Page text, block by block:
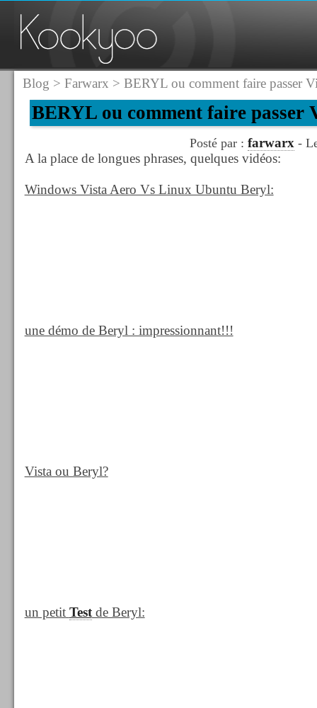
Blog > Farwarx > BERYL ou comment faire passer
BERYL ou comment faire passer
Posté par : farwarx-
A la place de longues phrases, quelques vidéos:
Windows Vista Aero Vs Linux Ubuntu Beryl:
une démo de Beryl : impressionnant!!!
Vista ou Beryl?
un petit Testde Beryl: